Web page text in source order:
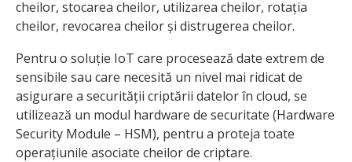
cheilor, stocarea cheilor, utilizarea cheilor, rotația
cheilor, revocarea cheilor și distrugerea cheilor.
Pentru o soluție IoT care procesează date extrem de
sensibile sau care necesită un nivel mai ridicat de
asigurare a securității criptării datelor în cloud, se
utilizează un modul hardware de securitate (Hardware
Security Module – HSM), pentru a proteja toate
operațiunile asociate cheilor de criptare.